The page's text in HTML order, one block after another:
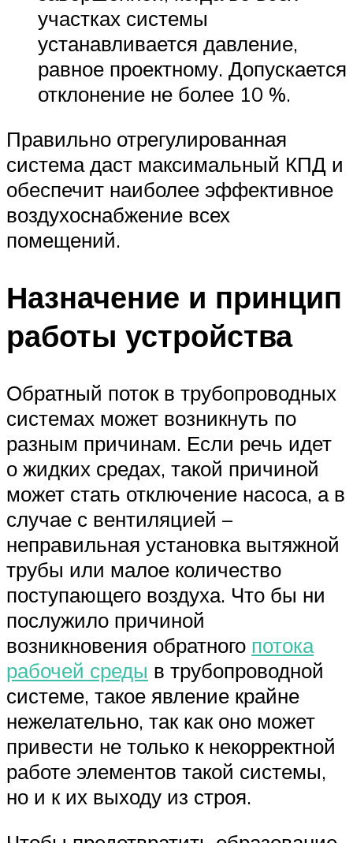
участках системы
устанавливается давление,
равное проектному. Допускается
отклонение не более 10 %.
Правильно отрегулированная
система даст максимальный КПД и
обеспечит наиболее эффективное
воздухоснабжение всех
помещений.
Назначение и принцип
работы устройства
Обратный поток в трубопроводных
системах может возникнуть по
разным причинам. Если речь идет
о жидких средах, такой причиной
может стать отключение насоса, а в
случае с вентиляцией –
неправильная установка вытяжной
трубы или малое количество
поступающего воздуха. Что бы ни
послужило причиной
возникновения обратного потока
рабочей среды в трубопроводной
системе, такое явление крайне
нежелательно, так как оно может
привести не только к некорректной
работе элементов такой системы,
но и к их выходу из строя.